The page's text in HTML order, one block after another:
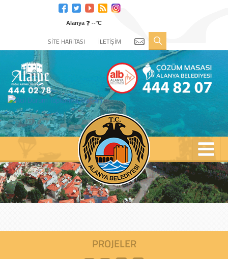
Alanya ❓ --°C
SİTE HARİTASI İLETİŞİM
PROJELER